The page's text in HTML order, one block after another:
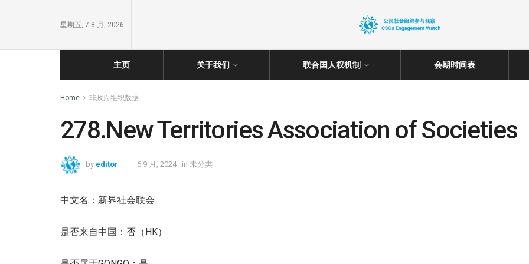
星期五, 7 8 月, 2026
主页 关于我们 联合国人权机制 会期时间表
Home 非政府组织数据
278.New Territories Association of Societies
by editor 6 9 月, 2024 in 未分类
中文名：新界社会联会
是否来自中国：否（HK）